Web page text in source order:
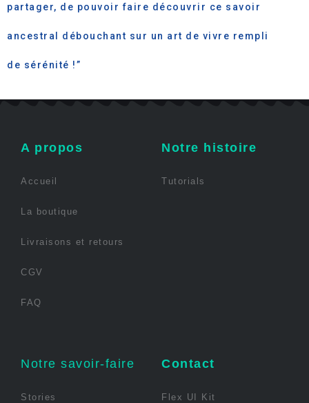
partager, de pouvoir faire découvrir ce savoir
ancestral débouchant sur un art de vivre rempli
de sérénité !”
A propos
Accueil
La boutique
Livraisons et retours
CGV
FAQ
Notre histoire
Tutorials
Notre savoir-faire
Stories
Contact
Flex UI Kit